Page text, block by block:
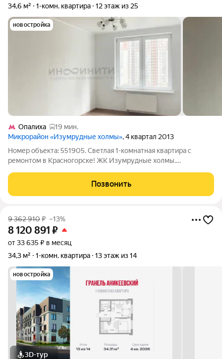
34,6 м² 1-комн. квартира 12 этаж из 25
новостройка
Опалиха
19 мин.
Микрорайон «Изумрудные холмы», 4 квартал 2013
Номер объекта: 551905. Светлая 1-комнатная квартира с
ремонтом в Красногорске! ЖК Изумрудные холмы.
м. В 2026 году выполнен косметический ремонт, благодаря
чему квартира выглядит аккуратно и
Позвонить
9 362 910₽ –13%
8 120 891 ₽
от 33 635 ₽ в месяц
34,3 м²
1-комн. квартира 13 этаж из 14
новостройка
3D-тур